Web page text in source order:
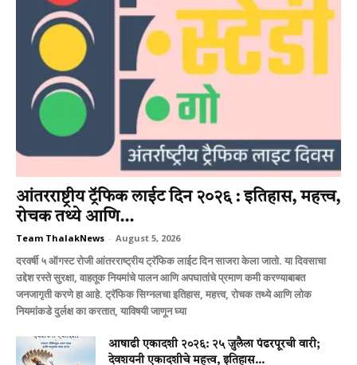
आंतरराष्ट्रीय ट्रॅफिक लाईट दिन २०२६ : इतिहास, महत्त्व,
रोचक तथ्ये आणि...
Team ThalakNews - August 5, 2026
दरवर्षी ५ ऑगस्ट रोजी आंतरराष्ट्रीय ट्रॅफिक लाईट दिन साजरा केला जातो. या दिवसाचा
उद्देश रस्ते सुरक्षा, वाहतूक नियमांचे पालन आणि अपघातांचे प्रमाण कमी करण्याबाबत
जनजागृती करणे हा आहे. ट्रॅफिक सिग्नलचा इतिहास, महत्त्व, रोचक तथ्ये आणि लोक
नियमांकडे दुर्लक्ष का करतात, याविषयी जाणून घ्या
आषाढी एकादशी २०२६: २५ जुलैला पंढरपूरची वारी;
देवशयनी एकादशीचे महत्त्व, इतिहास...